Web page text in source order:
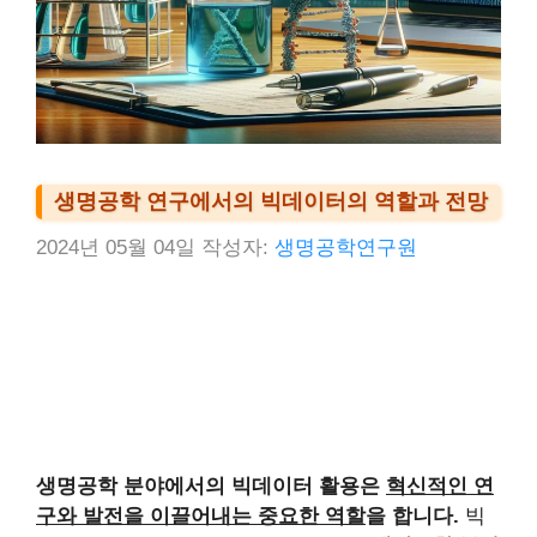
생명공학 연구에서의 빅데이터의 역할과 전망
2024년 05월 04일 작성자: 생명공학연구원
생명공학 분야에서의 빅데이터 활용은 혁신적인 연
구와 발전을 이끌어내는 중요한 역할을 합니다. 빅